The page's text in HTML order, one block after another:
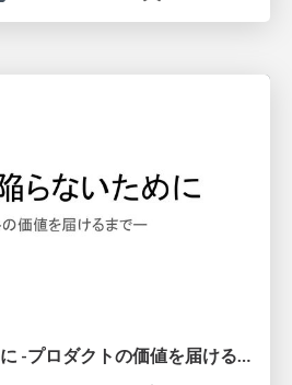
RGBに陥らないために -プロダクトの価値を届けるまで-